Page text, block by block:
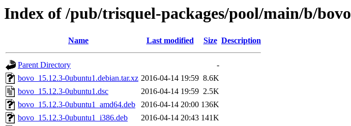
Index of /pub/trisquel-packages/pool/main/b/bovo
Name Last modified Size Description
Parent Directory
-
bovo_15.12.3-0ubuntu1.debian.tar.xz 2016-04-14 19:59 8.6K
bovo_15.12.3-0ubuntu1.dsc
2016-04-14 19:59 2.5K
bovo_15.12.3-0ubuntu1_amd64.deb
2016-04-14 20:00 136K
bovo_15.12.3-0ubuntu1_i386.deb
2016-04-14 20:43 141K